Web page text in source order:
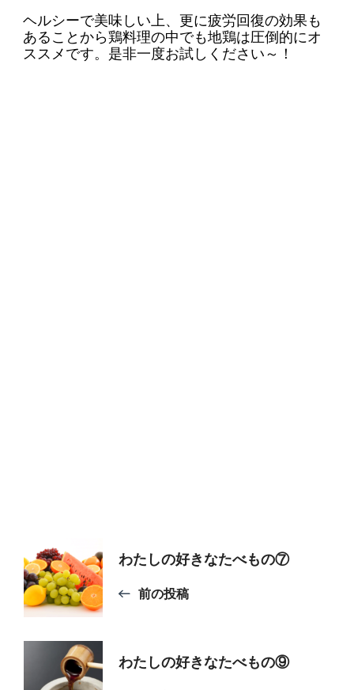
ヘルシーで美味しい上、更に疲労回復の効果も
あることから鶏料理の中でも地鶏は圧倒的にオ
ススメです。是非一度お試しください～！
投
稿
ナ
わたしの好きなたべもの⑦
前の投稿
わたしの好きなたべもの⑨